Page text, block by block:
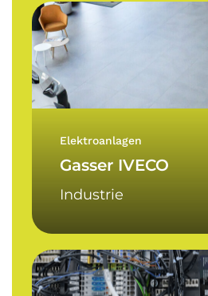
Gasser
IVECO
Elektroanlagen
Gasser IVECO
Industrie
Emi
Controls